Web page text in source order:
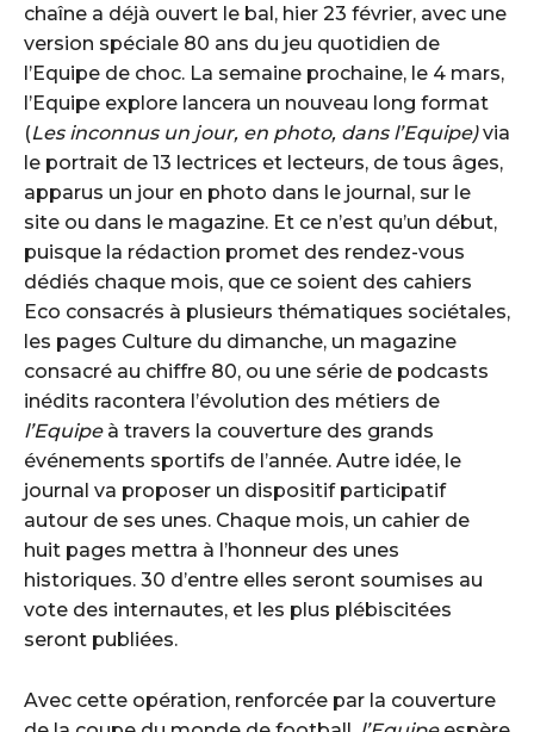
chaîne a déjà ouvert le bal, hier 23 février, avec une
version spéciale 80 ans du jeu quotidien de
l’Equipe de choc. La semaine prochaine, le 4 mars,
l’Equipe explore lancera un nouveau long format
(Les inconnus un jour, en photo, dans l’Equipe)via
le portrait de 13 lectrices et lecteurs, de tous âges,
apparus un jour en photo dans le journal, sur le
site ou dans le magazine. Et ce n’est qu’un début,
puisque la rédaction promet des rendez-vous
dédiés chaque mois, que ce soient des cahiers
Eco consacrés à plusieurs thématiques sociétales,
les pages Culture du dimanche, un magazine
consacré au chiffre 80, ou une série de podcasts
inédits racontera l’évolution des métiers de
l’Equipeà travers la couverture des grands
événements sportifs de l’année. Autre idée, le
journal va proposer un dispositif participatif
autour de ses unes. Chaque mois, un cahier de
huit pages mettra à l’honneur des unes
historiques. 30 d’entre elles seront soumises au
vote des internautes, et les plus plébiscitées
seront publiées.
Avec cette opération, renforcée par la couverture